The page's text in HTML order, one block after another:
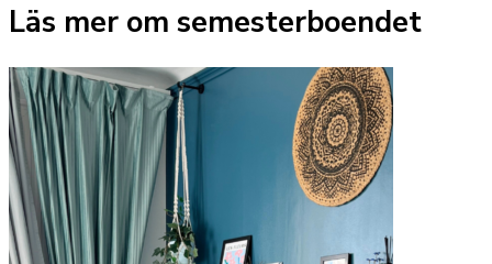
Läs mer om semesterboendet